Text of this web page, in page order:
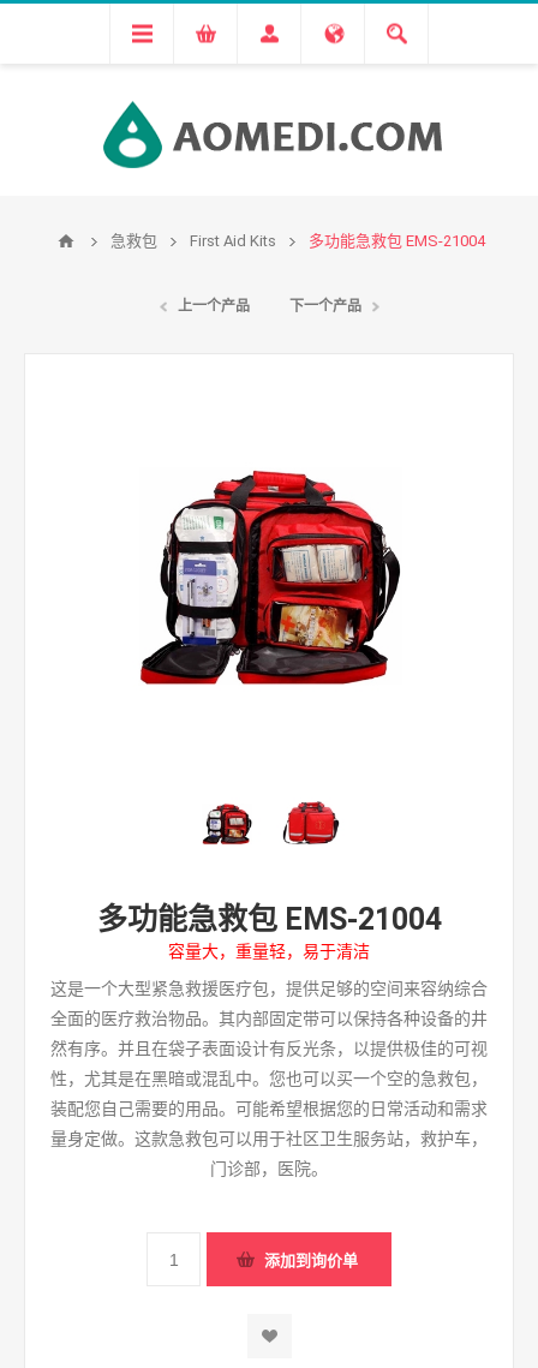
急救包 First Aid Kits 多功能急救包 EMS-21004
上一个产品 下一个产品
多功能急救包 EMS-21004
容量大，重量轻，易于清洁
这是一个大型紧急救援医疗包，提供足够的空间来容纳综合
全面的医疗救治物品。其内部固定带可以保持各种设备的井
然有序。并且在袋子表面设计有反光条，以提供极佳的可视
性，尤其是在黑暗或混乱中。您也可以买一个空的急救包，
装配您自己需要的用品。可能希望根据您的日常活动和需求
量身定做。这款急救包可以用于社区卫生服务站，救护车，
门诊部，医院。